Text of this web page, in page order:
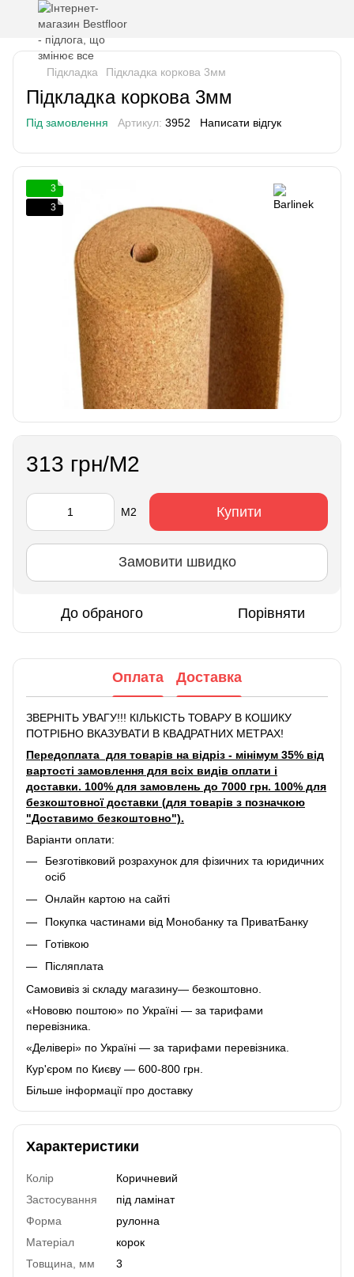
Підкладка Підкладка коркова 3мм
Підкладка коркова 3мм
Під замовлення Артикул: 3952 Написати відгук
3
3
313 грн/М2
М2 Купити
Замовити швидко
До обраного Порівняти
Оплата Доставка
ЗВЕРНІТЬ УВАГУ!!! КІЛЬКІСТЬ ТОВАРУ В КОШИКУ
ПОТРІБНО ВКАЗУВАТИ В КВАДРАТНИХ МЕТРАХ!
Передоплата для товарів на відріз - мінімум 35% від
вартості замовлення для всіх видів оплати і
доставки. 100% для замовлень до 7000 грн. 100% для
безкоштовної доставки (для товарів з позначкою
"Доставимо безкоштовно").
Варіанти оплати:
Безготівковий розрахунок для фізичних та юридичних
осіб
Онлайн картою на сайті
Покупка частинами від Монобанку та ПриватБанку
Готівкою
Післяплата
Самовивіз зі складу магазину— безкоштовно.
«Нововю поштою» по Україні — за тарифами
перевізника.
«Делівері» по Україні — за тарифами перевізника.
Кур'єром по Києву — 600-800 грн.
Більше інформації про доставку
Характеристики
Колір
Коричневий
Застосування
під ламінат
Форма
рулонна
Матеріал
корок
Товщина, мм
3